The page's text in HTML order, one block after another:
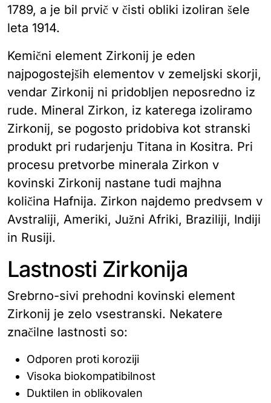
1789, a je bil prvič v čisti obliki izoliran šele
leta 1914.
Kemični element Zirkonij je eden
najpogostejših elementov v zemeljski skorji,
vendar Zirkonij ni pridobljen neposredno iz
rude. Mineral Zirkon, iz katerega izoliramo
Zirkonij, se pogosto pridobiva kot stranski
produkt pri rudarjenju Titana in Kositra. Pri
procesu pretvorbe minerala Zirkon v
kovinski Zirkonij nastane tudi majhna
količina Hafnija. Zirkon najdemo predvsem v
Avstraliji, Ameriki, Južni Afriki, Braziliji, Indiji
in Rusiji.
Lastnosti Zirkonija
Srebrno-sivi prehodni kovinski element
Zirkonij je zelo vsestranski. Nekatere
značilne lastnosti so:
Odporen proti koroziji
Visoka biokompatibilnost
Duktilen in oblikovalen